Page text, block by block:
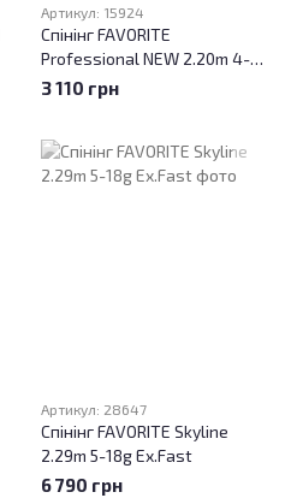
Артикул: 15924
Спінінг FAVORITE
Professional NEW 2.20m 4-
15g
3 110 грн
Артикул: 28647
Спінінг FAVORITE Skyline
2.29m 5-18g Ex.Fast
6 790 грн